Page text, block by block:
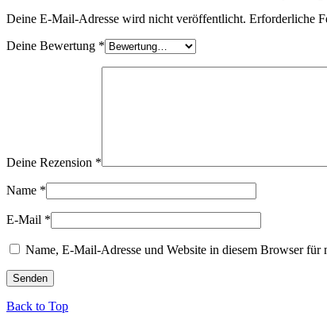
Deine E-Mail-Adresse wird nicht veröffentlicht. Erforderliche
Deine Bewertung *
Deine Rezension *
Name *
E-Mail *
Name, E-Mail-Adresse und Website in diesem Browser für
Back to Top